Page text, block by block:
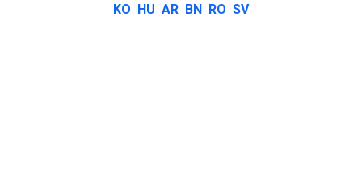
KO HU AR BN RO SV